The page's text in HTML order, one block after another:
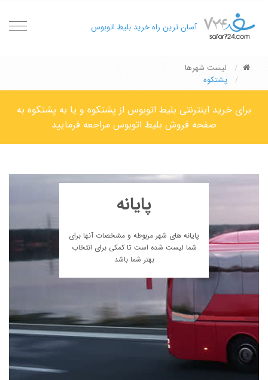
آسان ترین راه خرید بلیط اتوبوس
لیست شهرها
پشتکوه
برای خرید اینترنتی بلیط اتوبوس از پشتکوه و یا به پشتکوه به
صفحه فروش بلیط اتوبوس مراجعه فرمایید
پایانه
پایانه های شهر مربوطه و مشخصات آنها برای
شما لیست شده است تا کمکی برای انتخاب
بهتر شما باشد